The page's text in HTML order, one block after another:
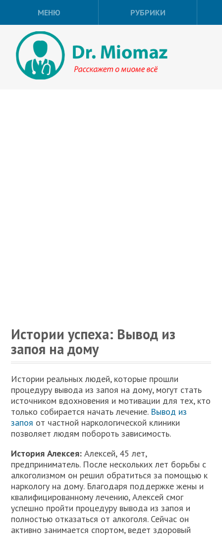
МЕНЮ РУБРИКИ
Истории успеха: Вывод из
запоя на дому
Истории реальных людей, которые прошли
процедуру вывода из запоя на дому, могут стать
источником вдохновения и мотивации для тех, кто
только собирается начать лечение. Вывод из
запоя от частной наркологической клиники
позволяет людям побороть зависимость.
История Алексея: Алексей, 45 лет,
предприниматель. После нескольких лет борьбы с
алкоголизмом он решил обратиться за помощью к
наркологу на дому. Благодаря поддержке жены и
квалифицированному лечению, Алексей смог
успешно пройти процедуру вывода из запоя и
полностью отказаться от алкоголя. Сейчас он
активно занимается спортом, ведет здоровый